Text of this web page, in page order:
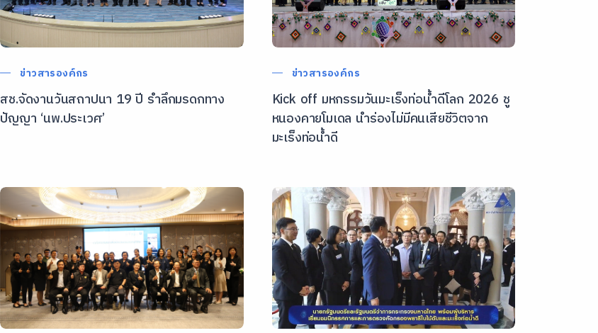
ข่าวสารองค์กร
สช.จัดงานวันสถาปนา 19 ปี รำลึกมรดกทาง
ปัญญา ‘นพ.ประเวศ’
ข่าวสารองค์กร
Kick off มหกรรมวันมะเร็งท่อน้ำดีโลก 2026 ชู
หนองคายโมเดล นำร่องไม่มีคนเสียชีวิตจาก
มะเร็งท่อน้ำดี